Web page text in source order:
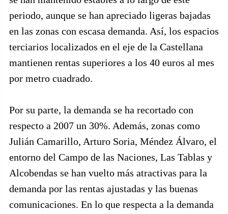
periodo, aunque se han apreciado ligeras bajadas
en las zonas con escasa demanda. Así, los espacios
terciarios localizados en el eje de la Castellana
mantienen rentas superiores a los 40 euros al mes
por metro cuadrado.
Por su parte, la demanda se ha recortado con
respecto a 2007 un 30%. Además, zonas como
Julián Camarillo, Arturo Soria, Méndez Álvaro, el
entorno del Campo de las Naciones, Las Tablas y
Alcobendas se han vuelto más atractivas para la
demanda por las rentas ajustadas y las buenas
comunicaciones. En lo que respecta a la demanda